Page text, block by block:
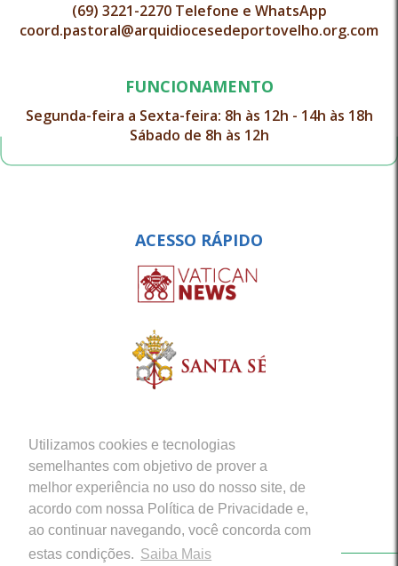
Utilizamos cookies e tecnologias
semelhantes com objetivo de prover a
melhor experiência no uso do nosso site, de
acordo com nossa Política de Privacidade e,
ao continuar navegando, você concorda com
estas condições. Saiba Mais
(69) 3221-2270 Telefone e WhatsApp
coord.pastoral@arquidiocesedeportovelho.org.com
FUNCIONAMENTO
Segunda-feira a Sexta-feira: 8h às 12h - 14h às 18h
Sábado de 8h às 12h
ACESSO RÁPIDO